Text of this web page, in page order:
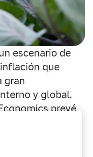
escenario de
que
gran
y global.
prevé
crecimientos
cifras cercanas
2027. Entre los